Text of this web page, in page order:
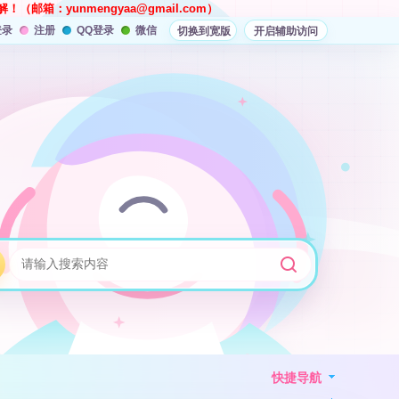
！（邮箱： yunmengyaa@gmail.com ）
注册 QQ登录 微信 切换到宽版 开启辅助访问
快捷导航